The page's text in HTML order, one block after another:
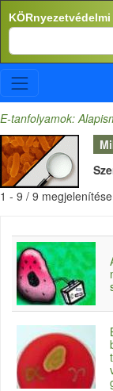
Ugrás a tartalomra
Search
E-tanfolyamok:
1 - 9 / 9 megjelenítése